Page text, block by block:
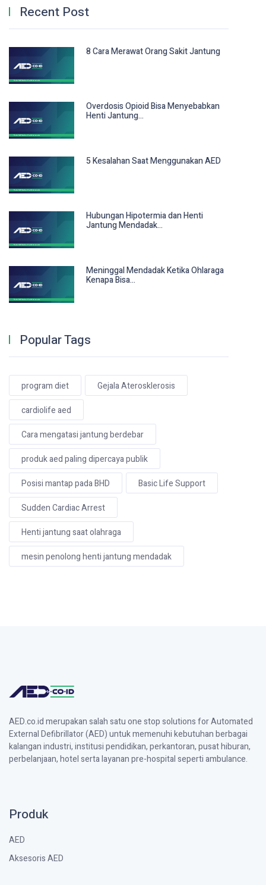
Recent Post
8 Cara Merawat Orang Sakit Jantung
Overdosis Opioid Bisa Menyebabkan
Henti Jantung...
5 Kesalahan Saat Menggunakan AED
Hubungan Hipotermia dan Henti
Jantung Mendadak...
Meninggal Mendadak Ketika Ohlaraga
Kenapa Bisa...
Popular Tags
program diet
Gejala Aterosklerosis
cardiolife aed
Cara mengatasi jantung berdebar
produk aed paling dipercaya publik
Posisi mantap pada BHD
Basic Life Support
Sudden Cardiac Arrest
Henti jantung saat olahraga
mesin penolong henti jantung mendadak
AED.co.id merupakan salah satu one stop solutions for Automated
External Defibrillator (AED) untuk memenuhi kebutuhan berbagai
kalangan industri, institusi pendidikan, perkantoran, pusat hiburan,
perbelanjaan, hotel serta layanan pre-hospital seperti ambulance.
Produk
AED
Aksesoris AED